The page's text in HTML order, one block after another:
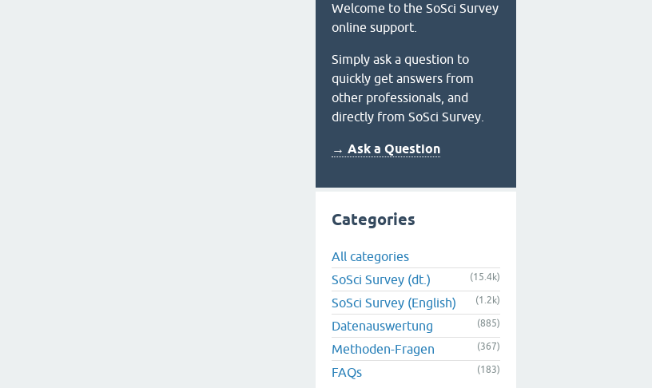
Welcome to the SoSci Survey
online support.
Simply ask a question to
quickly get answers from
other professionals, and
directly from SoSci Survey.
→ Ask a Question
Categories
All categories
SoSci Survey (dt.)
(15.4k)
SoSci Survey (English) (1.2k)
Datenauswertung (885)
Methoden-Fragen (367)
FAQs (183)